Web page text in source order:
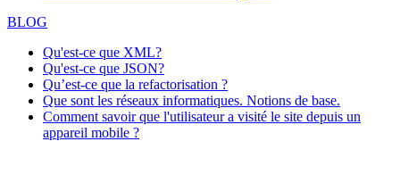
BLOG
Qu'est-ce que XML?
Qu'est-ce que JSON?
Qu’est-ce que la refactorisation ?
Que sont les réseaux informatiques. Notions de base.
Comment savoir que l'utilisateur a visité le site depuis un
appareil mobile ?